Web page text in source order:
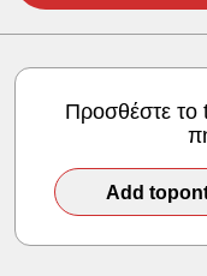
Προσθέστε
Add